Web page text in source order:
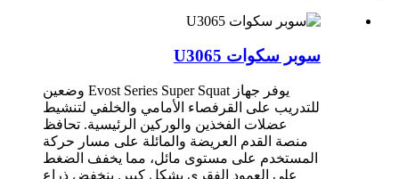
سوبر سكوات U3065
يوفر جهاز Evost Series Super Squat وضعين
للتدريب على القرفصاء الأمامي والخلفي لتنشيط
عضلات الفخذين والوركين الرئيسية. تحافظ
منصة القدم العريضة والمائلة على مسار حركة
المستخدم على مستوى مائل، مما يخفف الضغط
على العمود الفقري بشكل كبير. ينخفض ​​ذراع